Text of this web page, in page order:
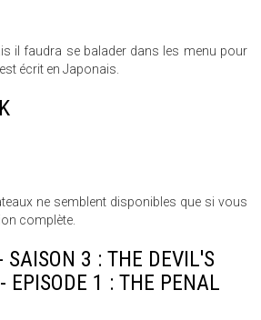
il faudra se balader dans les menu pour
écrit en Japonais.
ne semblent disponibles que si vous
complète.
3 : THE DEVIL'S
EPISODE 1 : THE PENAL